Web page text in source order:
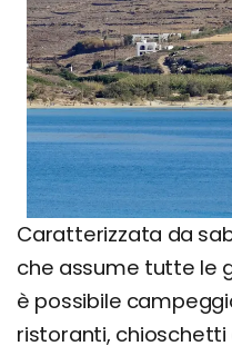
Caratterizzata da
che assume tutte le
è possibile
ristoranti,